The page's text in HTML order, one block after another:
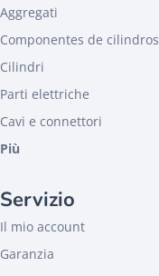
Aggregati
Componentes de cilindros
Cilindri
Parti elettriche
Cavi e connettori
Più
Servizio
Il mio account
Garanzia